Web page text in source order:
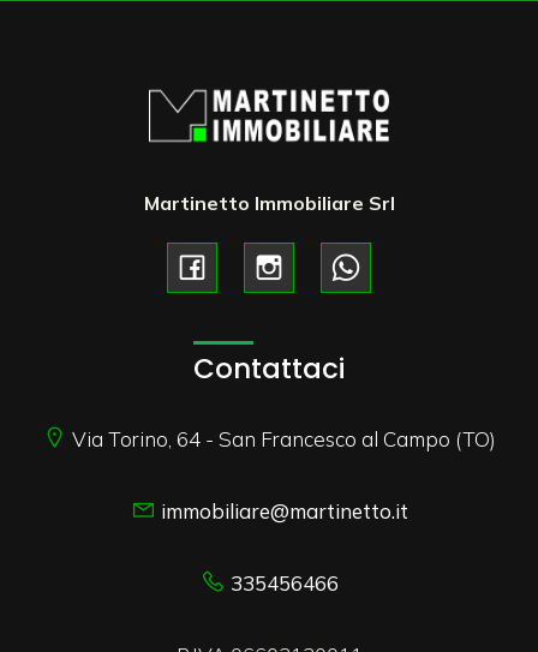
Martinetto Immobiliare Srl
Contattaci
Via Torino, 64 - San Francesco al Campo (TO)
immobiliare@martinetto.it
335456466